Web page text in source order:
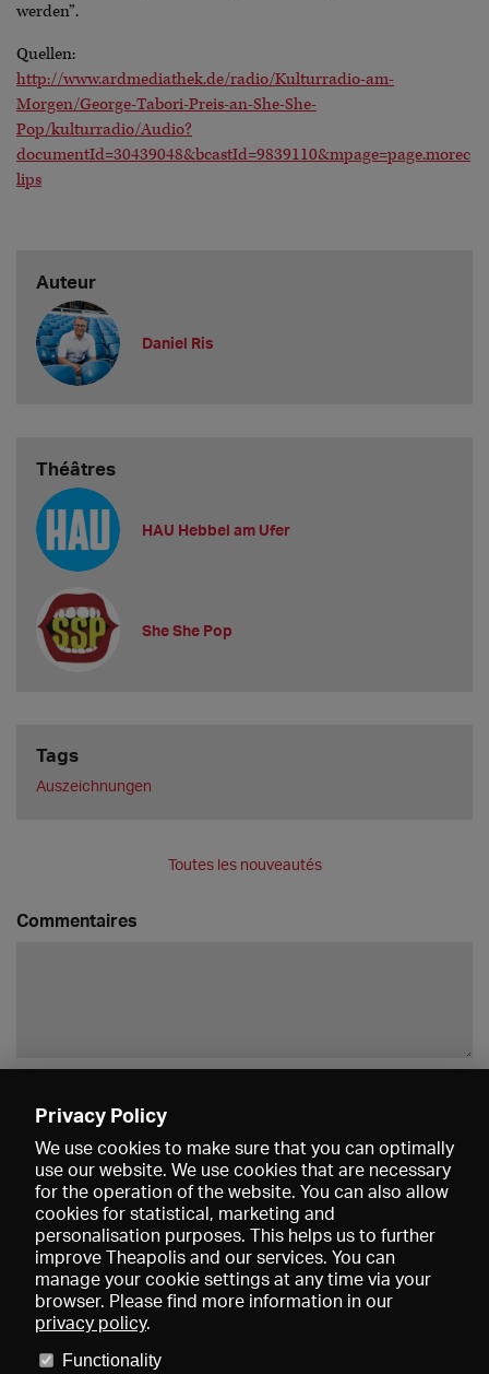
werden”.
Quellen:
http://www.ardmediathek.de/radio/Kulturradio-am-
Morgen/George-Tabori-Preis-an-She-She-
Pop/kulturradio/Audio?
documentId=30439048&bcastId=9839110&mpage=page.morec
lips
Auteur
Daniel Ris
Théâtres
HAU Hebbel am Ufer
She She Pop
Tags
Auszeichnungen
Toutes les nouveautés
Commentaires
Données médiatiques
Privacy Policy
We use cookies to make sure that you can optimally
use our website. We use cookies that are necessary
for the operation of the website. You can also allow
cookies for statistical, marketing and
personalisation purposes. This helps us to further
improve Theapolis and our services. You can
manage your cookie settings at any time via your
browser. Please find more information in our
privacy policy.
Functionality